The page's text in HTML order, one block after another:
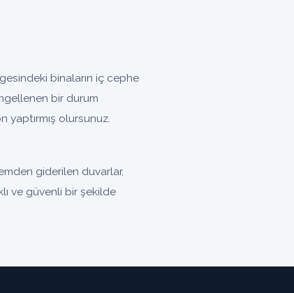
binaların iç cephe
bir durum
yaptırmış olursunuz.
giderilen duvarlar,
ve güvenli bir şekilde